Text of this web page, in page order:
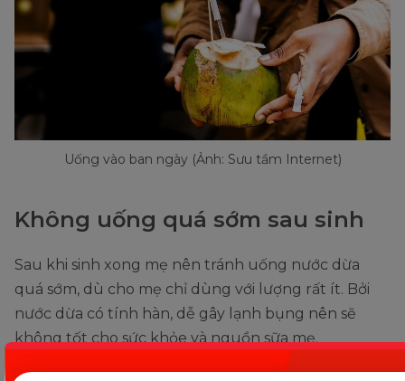
Uống vào ban ngày (Ảnh: Sưu tầm Internet)
Không uống quá sớm sau sinh
Sau khi sinh xong mẹ nên tránh uống nước dừa
quá sớm, dù cho mẹ chỉ dùng với lượng rất ít. Bởi
nước dừa có tính hàn, dễ gây lạnh bụng nên sẽ
không tốt cho sức khỏe và nguồn sữa mẹ.